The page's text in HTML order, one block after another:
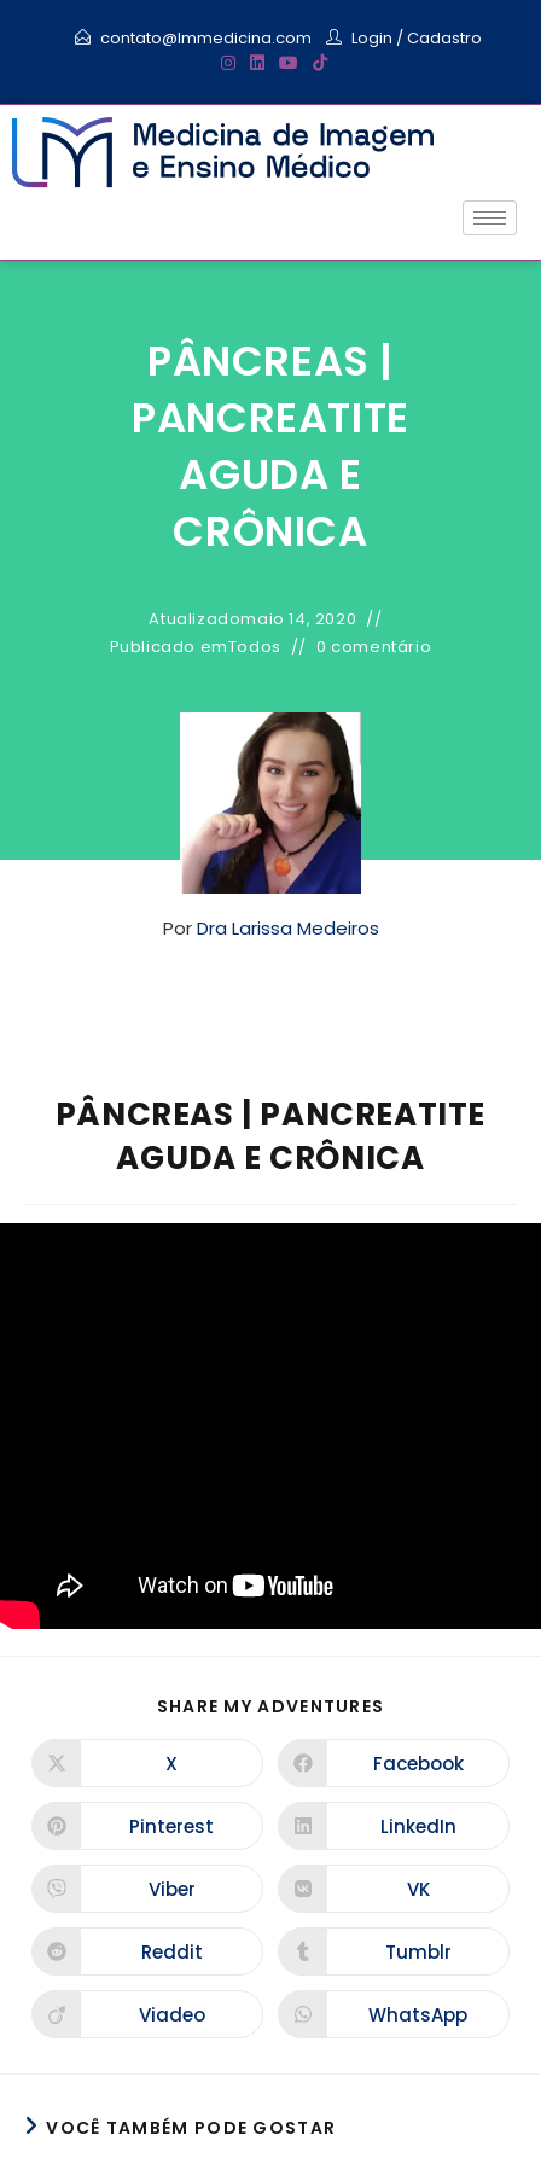
contato@lmmedicina.com Login /Cadastro
PÂNCREAS |
PANCREATITE
AGUDA E
CRÔNICA
Atualizadomaio 14, 2020
Publicado emTodos 0 comentário
PorDra Larissa Medeiros
PÂNCREAS | PANCREATITE
AGUDA E CRÔNICA
SHARE MY ADVENTURES
X Facebook
Pinterest LinkedIn
Viber VK
Reddit Tumblr
Viadeo WhatsApp
VOCÊ TAMBÉM PODE GOSTAR